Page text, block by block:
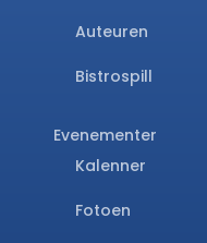
Auteuren
Bistrospill
Evenementer
Kalenner
Fotoen